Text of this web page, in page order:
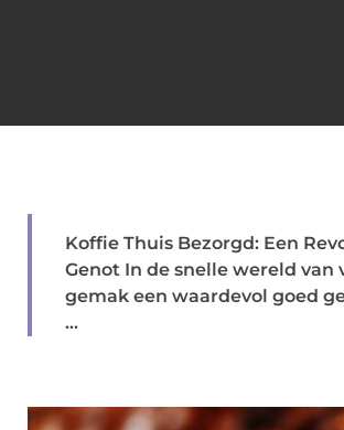
Koffie Thuis Bezorgd: Een
Genot In de snelle wereld van
gemak een waardevol goed
...